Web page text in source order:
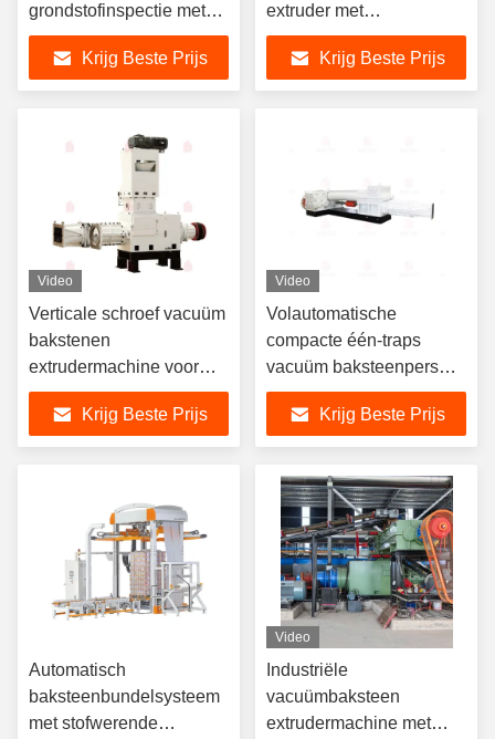
grondstofinspectie met
de chemische
samenstelling, de
mechanische
visuele inspectie
Krijg Beste Prijs
extruder met
middelmatige capaciteit
voor het maken van klei,
modder en vliegenas
Krijg Beste Prijs
Video
Verticale schroef vacuüm
bakstenen
extrudermachine voor
halfstijf extruderen met
een extruderdruk van 3,5
Mpa
Krijg Beste Prijs
Video
Volautomatische
compacte één-traps
vacuüm baksteenpers
voor kleine tot
middelgrote
kleibaksteenfabrieken
Krijg Beste Prijs
Automatisch
baksteenbundelsysteem
met stofwerende
Video
Industriële
vacuümbaksteen
extrudermachine met